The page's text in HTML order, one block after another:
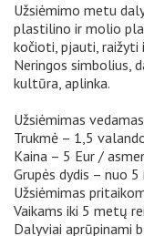
Užsiėmimo metu
plastilino ir molio
kočioti, pjauti, raižyti
Neringos simbolius,
kultūra, aplinka.
Užsiėmimas
Trukmė – 1,5
Kaina – 5 Eur /
Grupės dydis – nuo
Užsiėmimas
Vaikams iki 5 metų
Dalyviai aprūpinami